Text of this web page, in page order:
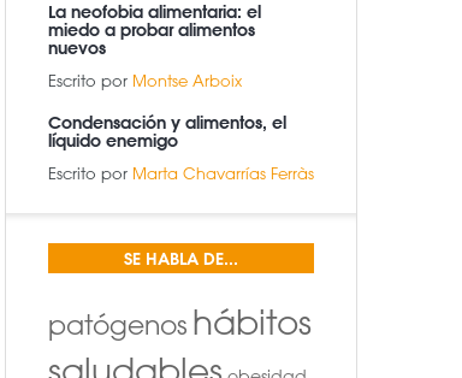
La neofobia alimentaria: el
miedo a probar alimentos
nuevos
Escrito por Montse Arboix
Condensación y alimentos, el
líquido enemigo
Escrito por Marta Chavarrías Ferràs
SE HABLA DE...
patógenos hábitos
saludables